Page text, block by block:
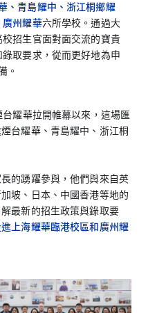
、青島耀中、浙江桐鄉耀
廣州耀華六所學校。通過大
招生官面對面交流的寶貴
取要求，從而更好地為申
。
耀華拉開帷幕以來，這場匯
台耀華、青島耀中、浙江桐
的踴躍參與，他們與來自英
坡、日本、中國香港等地的
最新的招生政策與錄取要
上海耀華臨港校區和廣州耀